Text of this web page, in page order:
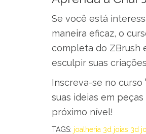
Se você está
maneira eficaz, o
completa do ZBrush
esculpir suas
Inscreva-se no curso
suas ideias em
próximo nível!
TAGS: joalheria 3d joias 3d